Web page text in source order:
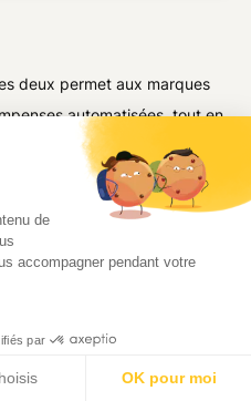
de
accompagner pendant votre
par
OK pour moi
deux permet aux marques
automatisées, tout en
qui les distinguent
offre de nombreux
tandis que la récompense
d'exclusivité et de prestige
plus fidèles.